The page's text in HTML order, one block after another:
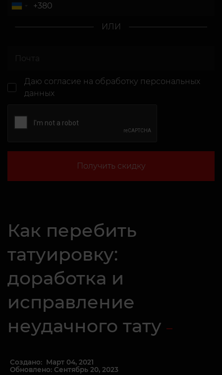
ИЛИ
Даю согласие на обработку персональных
данных
Получить скидку
Как перебить
татуировку:
доработка и
исправление
неудачного тату
Создано: Март 04, 2021
Обновлено: Сентябрь 20, 2023